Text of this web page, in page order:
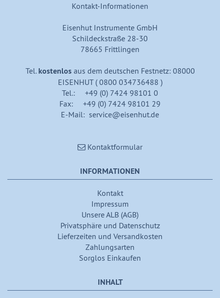
Kontakt-Informationen
Eisenhut Instrumente GmbH
Schildeckstraße 28-30
78665 Frittlingen
Tel. kostenlosaus dem deutschen Festnetz: 08000
EISENHUT ( 0800 034736488 )
Tel.: +49 (0) 7424 98101 0
Fax: +49 (0) 7424 98101 29
E-Mail: service@eisenhut.de
Kontaktformular
INFORMATIONEN
Kontakt
Impressum
Unsere ALB (AGB)
Privatsphäre und Datenschutz
Lieferzeiten und Versandkosten
Zahlungsarten
Sorglos Einkaufen
INHALT